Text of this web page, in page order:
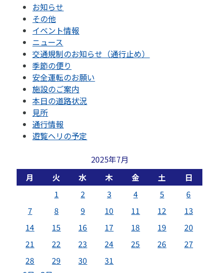
お知らせ
その他
イベント情報
ニュース
交通規制のお知らせ（通行止め）
季節の便り
安全運転のお願い
施設のご案内
本日の道路状況
見所
通行情報
遊覧ヘリの予定
2025年7月
月
火 水 木 金 土
日
1
2 3 4 5
6
7
8 9 10 11 12
13
14
15 16 17 18 19
20
21
22 23 24 25 26
27
28
29 30
31